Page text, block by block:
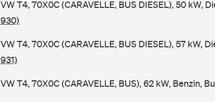
VW T4, 70X0C (CARAVELLE, BUS DIESEL), 50 kW,
930)
VW T4, 70X0C (CARAVELLE, BUS DIESEL), 57 kW,
931)
VW T4, 70X0C (CARAVELLE, BUS), 62 kW, Benzin,